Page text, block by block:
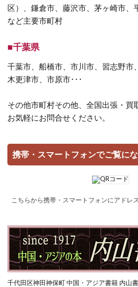
区）、鎌倉市、藤沢市、茅ヶ崎市、
など主要市町村
■千葉県
千葉市、船橋市、市川市、習志野市
木更津市、市原市･･･
その他市町村その他、全国出張・買
お気軽にお問合せください。
携帯・スマートフォンでご覧に
こちらから携帯・スマートフォンにアドレ
千代田区神田神保町 中国・アジア書籍 内山